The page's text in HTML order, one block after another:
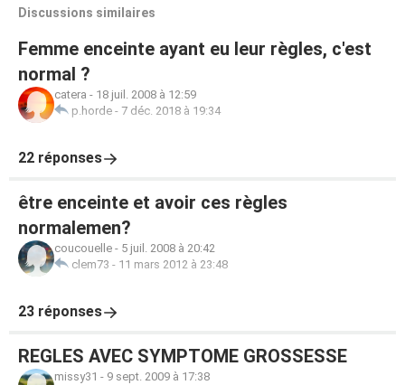
Discussions similaires
Femme enceinte ayant eu leur règles, c'est
normal ?
catera - 18 juil. 2008 à 12:59
p.horde - 7 déc. 2018 à 19:34
22 réponses
être enceinte et avoir ces règles
normalemen?
coucouelle - 5 juil. 2008 à 20:42
clem73 - 11 mars 2012 à 23:48
23 réponses
REGLES AVEC SYMPTOME GROSSESSE
missy31 - 9 sept. 2009 à 17:38